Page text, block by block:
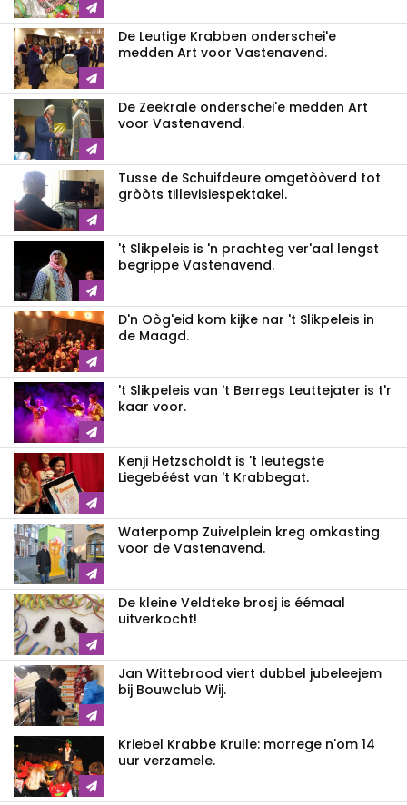
De Leutige Krabben onderschei'e
medden Art voor Vastenavend.
De Zeekrale onderschei'e medden Art
voor Vastenavend.
Tusse de Schuifdeure omgetòòverd tot
gròòts tillevisiespektakel.
't Slikpeleis is 'n prachteg ver'aal lengst
begrippe Vastenavend.
D'n Oòg'eid kom kijke nar 't Slikpeleis in
de Maagd.
't Slikpeleis van 't Berregs Leuttejater is t'r
kaar voor.
Kenji Hetzscholdt is 't leutegste
Liegebéést van 't Krabbegat.
Waterpomp Zuivelplein kreg omkasting
voor de Vastenavend.
De kleine Veldteke brosj is éémaal
uitverkocht!
Jan Wittebrood viert dubbel jubeleejem
bij Bouwclub Wij.
Kriebel Krabbe Krulle: morrege n'om 14
uur verzamele.